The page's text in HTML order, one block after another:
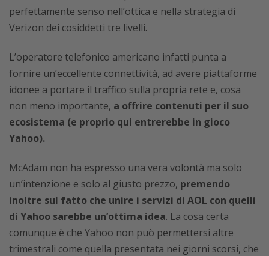
perfettamente senso nell’ottica e nella strategia di
Verizon dei cosiddetti tre livelli.
L’operatore telefonico americano infatti punta a
fornire un’eccellente connettività, ad avere piattaforme
idonee a portare il traffico sulla propria rete e, cosa
non meno importante, a offrire contenuti per il suo
ecosistema (e proprio qui entrerebbe in gioco
Yahoo).
McAdam non ha espresso una vera volontà ma solo
un’intenzione e solo al giusto prezzo, premendo
inoltre sul fatto che unire i servizi di AOL con quelli
di Yahoo sarebbe un’ottima idea. La cosa certa
comunque è che Yahoo non può permettersi altre
trimestrali come quella presentata nei giorni scorsi, che